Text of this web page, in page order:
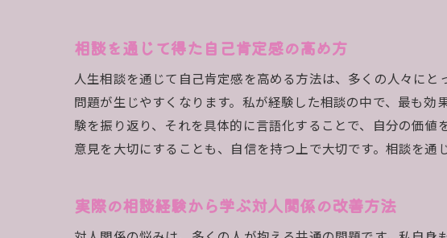
悩み
相談
未来
苦悩
相談を通じて得た自己肯定感の高め方
人生相談を通じて自己肯定感を高める方法は、多くの人々に
問題が生じやすくなります。私が経験した相談の中で、最も
験を振り返り、それを具体的に言語化することで、自分の価
意見を大切にすることも、自信を持つ上で大切です。相談を
実際の相談経験から学ぶ対人関係の改善方法